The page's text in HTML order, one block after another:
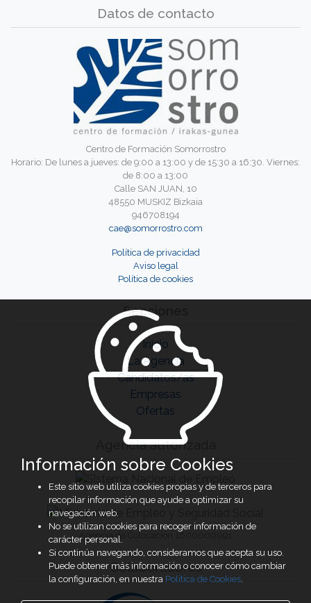
Datos de contacto
Centro de Formación Somorrostro
Horario: De lunes a jueves: de 9:00 a 13:00 y de 15:30 a 16:30. Viernes:
de 8:00 a 13:00
Calle SAN JUAN, 10
48550 MUSKIZ Bizkaia
946708194
cae@somorrostro.com
Política de privacidad
Aviso legal
Política de cookies
Secciones
Inicio
La Agencia
Candidatos/as
Empresas
Ofertas
Agencia autorizada
Agencia de Colocación 1600000091
Colaboradores
Información sobre Cookies
Este sitio web utiliza cookies propias y de terceros para
recopilar información que ayude a optimizar su
navegación web.
No se utilizan cookies para recoger información de
carácter personal.
Si continúa navegando, consideramos que acepta su uso.
Puede obtener más información o conocer cómo cambiar
la configuración, en nuestra Política de Cookies.